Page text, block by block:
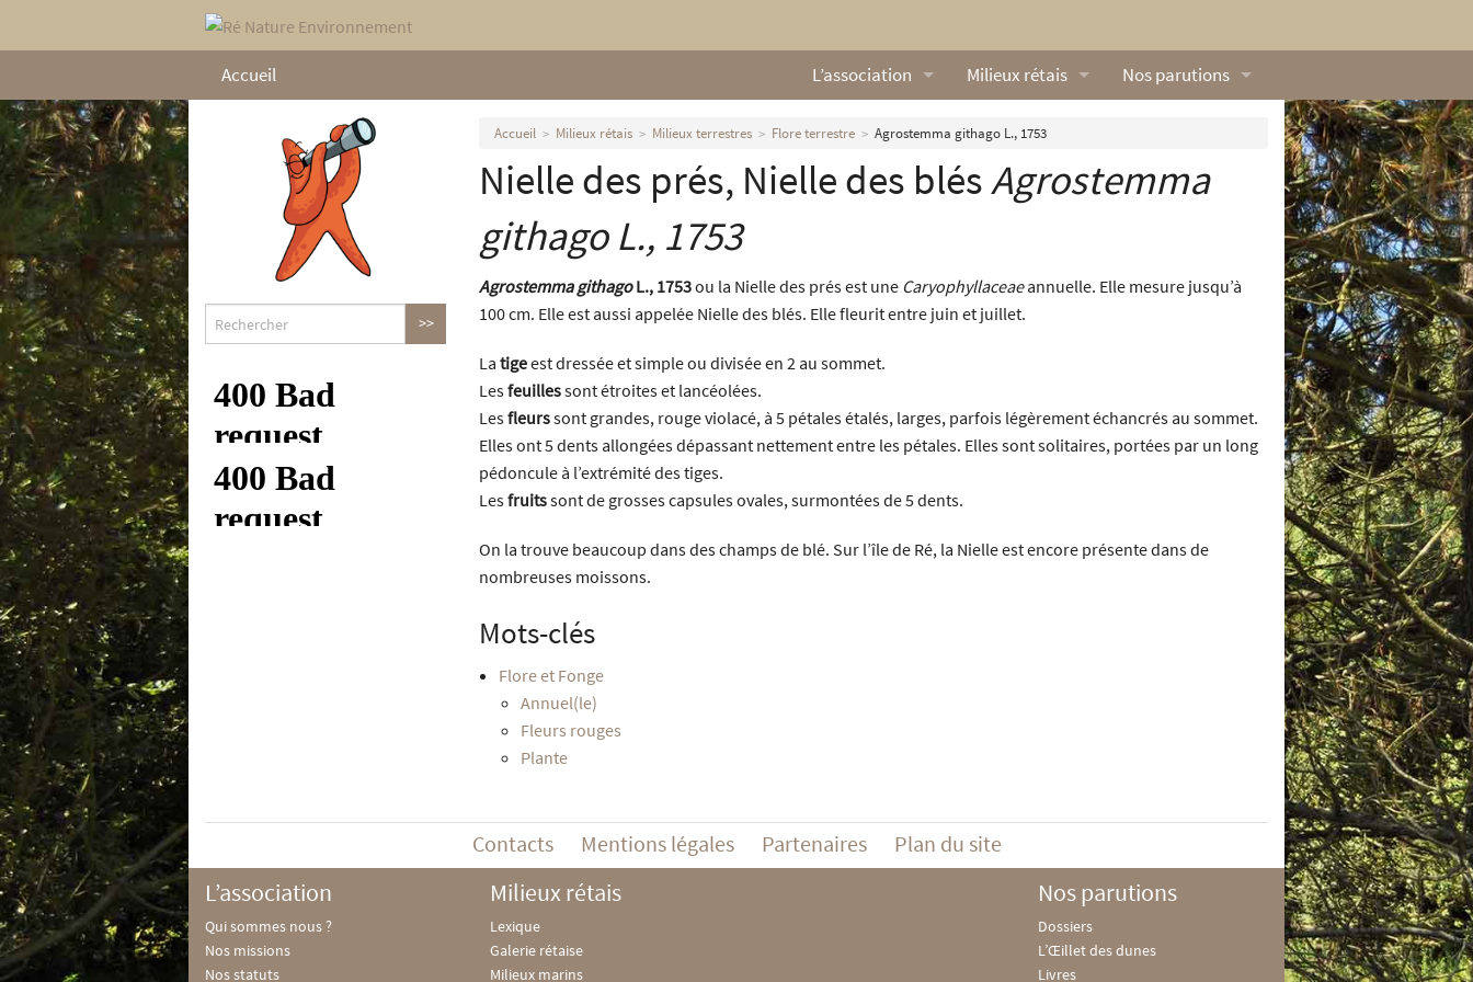
Accueil L’association
Qui sommes nous ?
Nos missions
Nos partenaires
Nous contacter
Actualités
Milieux rétais
Lexique
Galerie rétaise
Nos parutions
L’Œillet des dunes
Vidéos naturalistes de Ré Nature
Accueil Milieux rétais Milieux terrestres Flore terrestre Agrostemma githago L., 1753
Nielle des prés, Nielle des blésAgrostemma
githagoL., 1753
Agrostemma githagoL., 1753ou la Nielle des prés est une Caryophyllaceaeannuelle. Elle mesure jusqu’à
100 cm. Elle est aussi appelée Nielle des blés. Elle fleurit entre juin et juillet.
La tigeest dressée et simple ou divisée en 2 au sommet.
Lesfeuillessont étroites et lancéolées.
Lesfleurssont grandes, rouge violacé, à 5 pétales étalés, larges, parfois légèrement échancrés au sommet.
Elles ont 5 dents allongées dépassant nettement entre les pétales. Elles sont solitaires, portées par un long
pédoncule à l’extrémité des tiges.
Lesfruitssont de grosses capsules ovales, surmontées de 5 dents.
On la trouve beaucoup dans des champs de blé. Sur l’île de Ré, la Nielle est encore présente dans de
nombreuses moissons.
Mots-clés
Flore et Fonge
Annuel(le)
Fleurs rouges
Plante
Contacts Mentions légales Partenaires Plan du site
L’association
Qui sommes nous ?
Nos missions
Nos statuts
Milieux rétais
Lexique
Galerie rétaise
Milieux marins
Nos parutions
Dossiers
L’Œillet des dunes
Livres